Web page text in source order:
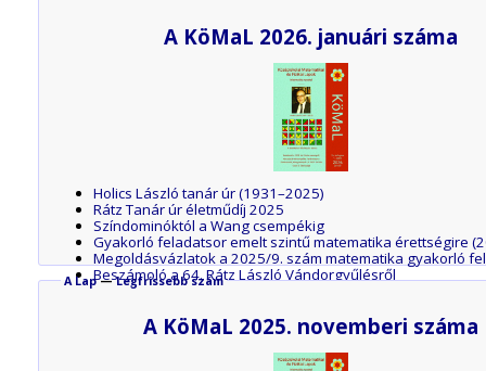
A KöMaL 2026. januári száma
Holics László tanár úr (1931–2025)
Rátz Tanár úr életműdíj 2025
Színdominóktól a Wang csempékig
Gyakorló feladatsor emelt szintű matematika érettségire
Megoldásvázlatok a 2025/9. szám matematika gyakorló
Beszámoló a 64. Rátz László Vándorgyűlésről
Tanárverseny középiskolában tanító tanároknak
A Lap—Legfrissebb szám
A KöMaL 2025. novemberi száma